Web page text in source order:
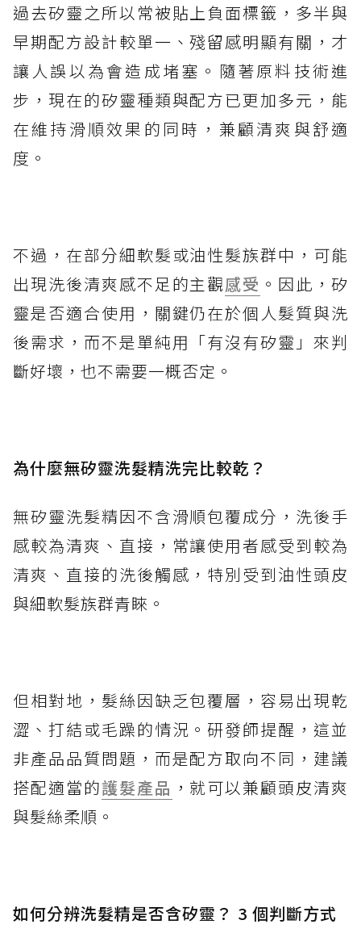
過去矽靈之所以常被貼上負面標籤，多半與
早期配方設計較單一、殘留感明顯有關，才
讓人誤以為會造成堵塞。隨著原料技術進
步，現在的矽靈種類與配方已更加多元，能
在維持滑順效果的同時，兼顧清爽與舒適
度。
不過，在部分細軟髮或油性髮族群中，可能
出現洗後清爽感不足的主觀感受 。因此，矽
靈是否適合使用，關鍵仍在於個人髮質與洗
後需求，而不是單純用「有沒有矽靈」來判
斷好壞，也不需要一概否定。
為什麼無矽靈洗髮精洗完比較乾？
無矽靈洗髮精因不含滑順包覆成分，洗後手
感較為清爽、直接，常讓使用者感受到較為
清爽、直接的洗後觸感，特別受到油性頭皮
與細軟髮族群青睞。
但相對地，髮絲因缺乏包覆層，容易出現乾
澀、打結或毛躁的情況。研發師提醒，這並
非產品品質問題，而是配方取向不同，建議
搭配適當的護髮產品 ，就可以兼顧頭皮清爽
與髮絲柔順。
如何分辨洗髮精是否含矽靈？ 3 個判斷方式